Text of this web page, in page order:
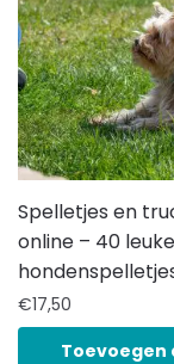
Spelletjes en
online – 40 leuke
€17,50
Toevoegen